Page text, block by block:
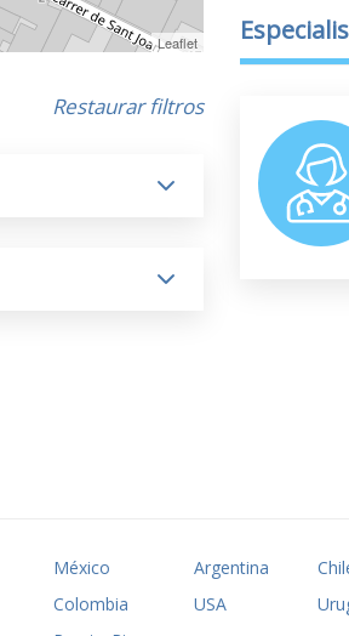
Leaflet
Restaurar filtros
México Argentina
Colombia
USA